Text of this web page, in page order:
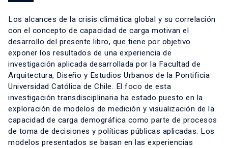
Los alcances de la crisis climática global y su correlación
con el concepto de capacidad de carga motivan el
desarrollo del presente libro, que tiene por objetivo
exponer los resultados de una experiencia de
investigación aplicada desarrollada por la Facultad de
Arquitectura, Diseño y Estudios Urbanos de la Pontificia
Universidad Católica de Chile. El foco de esta
investigación transdisciplinaria ha estado puesto en la
exploración de modelos de medición y visualización de la
capacidad de carga demográfica como parte de procesos
de toma de decisiones y políticas públicas aplicadas. Los
modelos presentados se basan en las experiencias